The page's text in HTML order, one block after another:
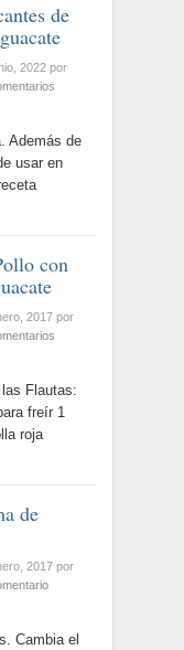
de
2022 por
Además de
usar en
con
2017 por
Flautas:
freír 1
roja
de
2017 por
Cambia el